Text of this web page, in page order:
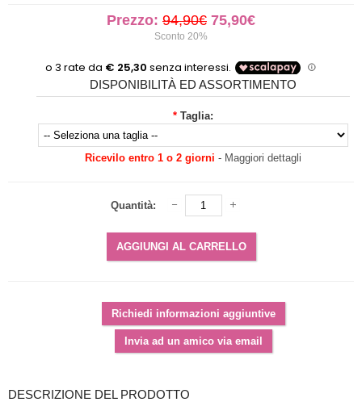
Prezzo: 94,90€ 75,90€
Sconto 20%
DISPONIBILITÀ ED ASSORTIMENTO
* Taglia:
Ricevilo entro 1 o 2 giorni - Maggiori dettagli
Quantità:
DESCRIZIONE DEL PRODOTTO